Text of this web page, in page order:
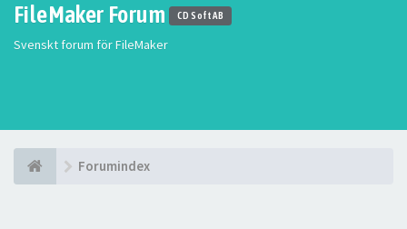
FileMaker Forum CD Soft AB
Svenskt forum för FileMaker
Forumindex